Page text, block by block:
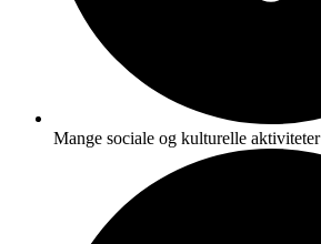
Mange sociale og kulturelle aktiviteter